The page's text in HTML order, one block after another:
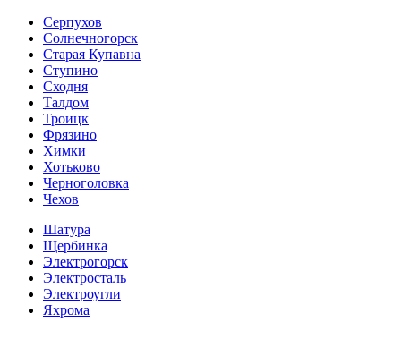
Серпухов
Солнечногорск
Старая Купавна
Ступино
Сходня
Талдом
Троицк
Фрязино
Химки
Хотьково
Черноголовка
Чехов
Шатура
Щербинка
Электрогорск
Электросталь
Электроугли
Яхрома